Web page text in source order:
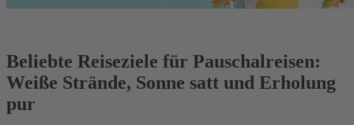
Beliebte Reiseziele für Pauschalreisen:
Weiße Strände, Sonne satt und Erholung
pur